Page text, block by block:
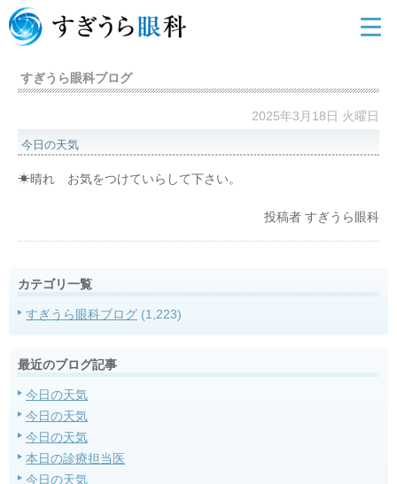
すぎうら眼科ブログ
2025年3月18日 火曜日
今日の天気
☀晴れ お気をつけていらして下さい。
投稿者 すぎうら眼科
カテゴリ一覧
すぎうら眼科ブログ (1,223)
最近のブログ記事
今日の天気
今日の天気
今日の天気
本日の診療担当医
今日の天気